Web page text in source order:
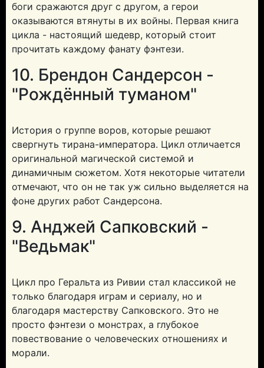
боги сражаются друг с другом, а герои
оказываются втянуты в их войны. Первая книга
цикла - настоящий шедевр, который стоит
прочитать каждому фанату фэнтези.
10. Брендон Сандерсон -
"Рождённый туманом"
История о группе воров, которые решают
свергнуть тирана-императора. Цикл отличается
оригинальной магической системой и
динамичным сюжетом. Хотя некоторые читатели
отмечают, что он не так уж сильно выделяется на
фоне других работ Сандерсона.
9. Анджей Сапковский -
"Ведьмак"
Цикл про Геральта из Ривии стал классикой не
только благодаря играм и сериалу, но и
благодаря мастерству Сапковского. Это не
просто фэнтези о монстрах, а глубокое
повествование о человеческих отношениях и
морали.